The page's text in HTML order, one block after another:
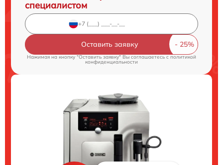
специалистом
Оставить заявку
Нажимая на кнопку "Оставить заявку" Вы соглашаетесь cполитикой
конфиденциальности